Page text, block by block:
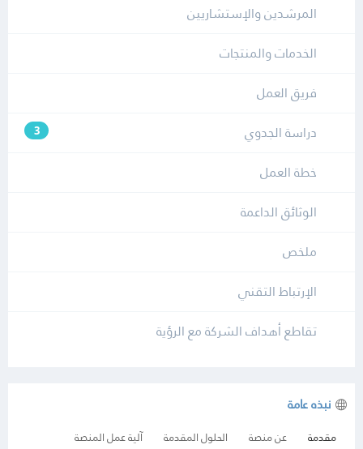
المرشدين والإستشاريين
الخدمات والمنتجات
فريق العمل
دراسة الجدوي
3
خطة العمل
الوثائق الداعمة
ملخص
الإرتباط التقني
تقاطع أهداف الشركة مع الرؤية
نبذه عامة
مقدمة عن منصة الحلول المقدمة
آلية عمل المنصة